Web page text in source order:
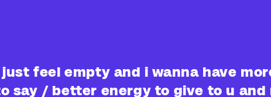
feel empty and i wanna have
say / better energy to give to u and